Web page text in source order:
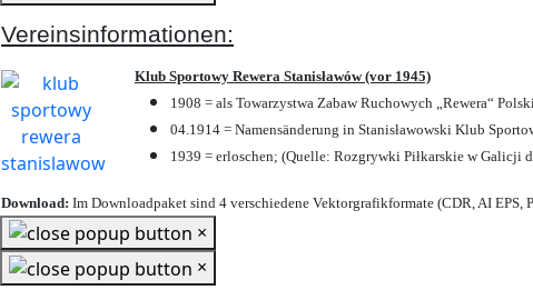
Vereinsinformationen:
Klub Sportowy Rewera Stanisławów (vor 1945)
1908 = als Towarzystwa Zabaw Ruchowych „Rewera“
04.1914 = Namensänderung in Stanisławowski Klub
1939 = erloschen; (Quelle: Rozgrywki Piłkarskie w
Download: Im Downloadpaket sind 4 verschiedene Vektorgrafikformate (CDR, AI EPS,
×
×